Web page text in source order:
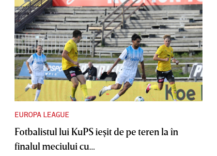
EUROPA LEAGUE
Fotbalistul lui KuPS ieşit de pe teren la în
finalul meciului cu...